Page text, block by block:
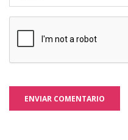
ENVIAR COMENTARIO